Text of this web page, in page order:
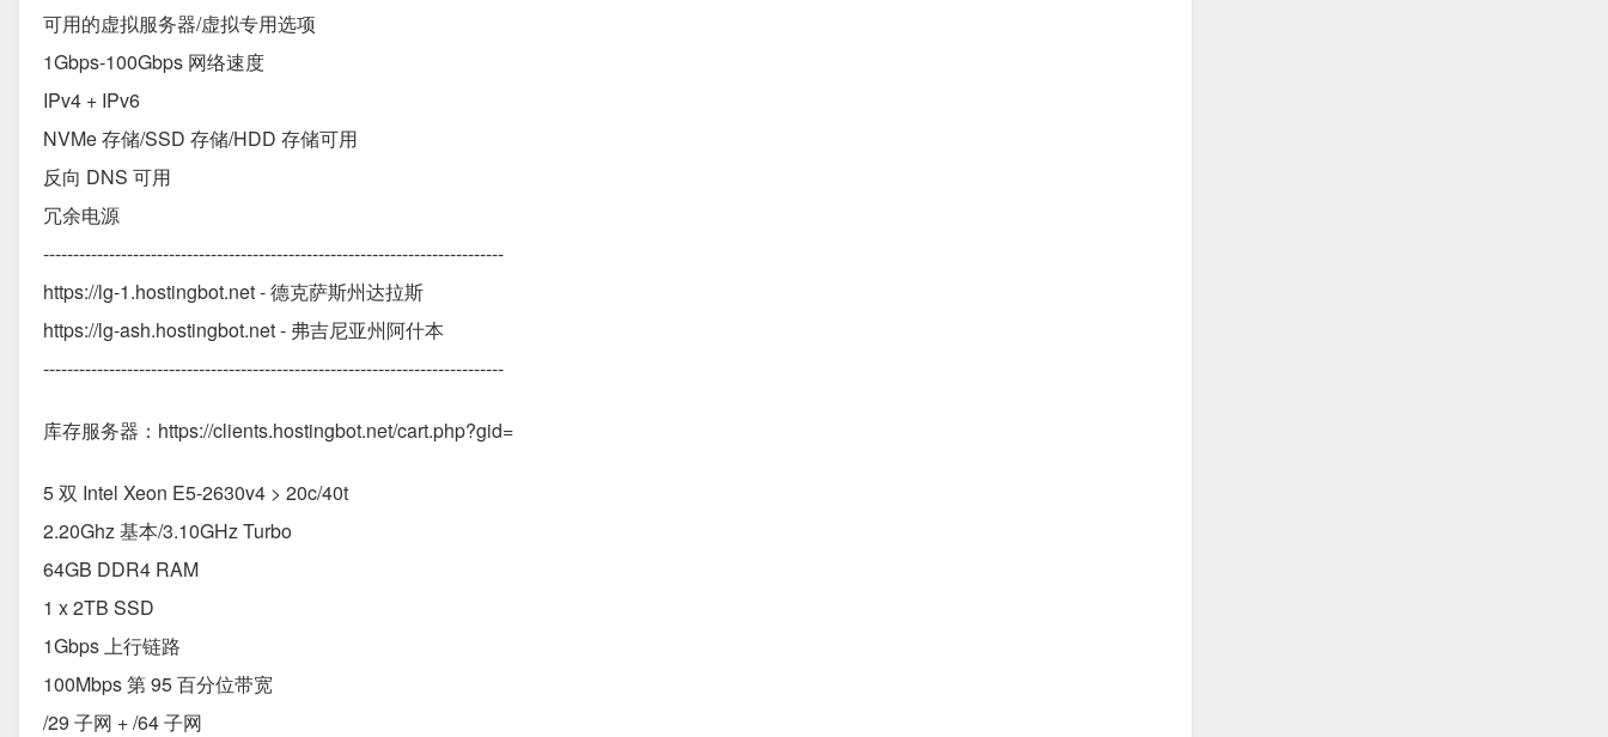
可用的虚拟服务器/虚拟专用选项
1Gbps-100Gbps 网络速度
IPv4 + IPv6
NVMe 存储/SSD 存储/HDD 存储可用
反向 DNS 可用
冗余电源
-----------------------------------------------------------------------------
https://lg-1.hostingbot.net - 德克萨斯州达拉斯
https://lg-ash.hostingbot.net - 弗吉尼亚州阿什本
-----------------------------------------------------------------------------
库存服务器：https://clients.hostingbot.net/cart.php?gid=
5 双 Intel Xeon E5-2630v4 > 20c/40t
2.20Ghz 基本/3.10GHz Turbo
64GB DDR4 RAM
1 x 2TB SSD
1Gbps 上行链路
100Mbps 第 95 百分位带宽
/29 子网 + /64 子网